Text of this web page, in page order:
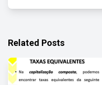
Related Posts